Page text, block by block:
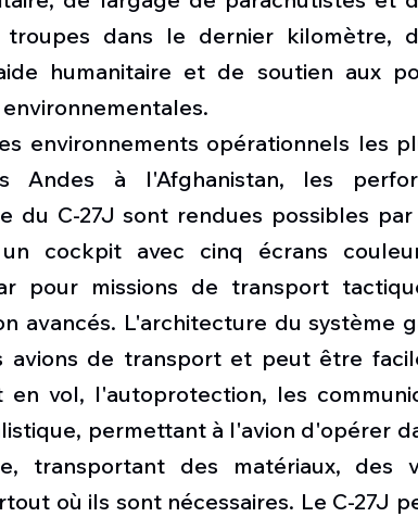
troupes dans le dernier kilomètre,
humanitaire et de soutien aux
environnements opérationnels les
Andes à l'Afghanistan, les
du C-27J sont rendues possibles
cockpit avec cinq écrans
pour missions de transport
avancés. L'architecture du système
avions de transport et peut être
en vol, l'autoprotection, les
permettant à l'avion d'opérer
transportant des matériaux, des
où ils sont nécessaires. Le C-27J